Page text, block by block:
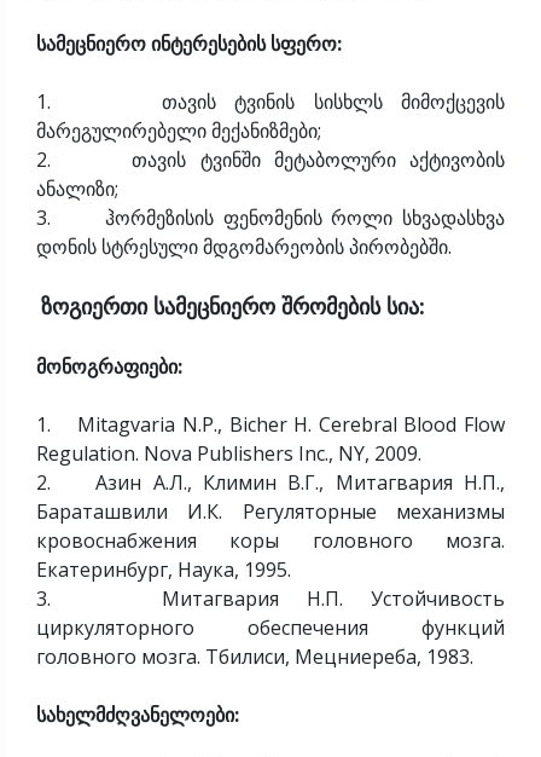
სამეცნიერო ინტერესების სფერო:
1. თავის ტვინის სისხლს მიმოქცევის
მარეგულირებელი მექანიზმები;
2. თავის ტვინში მეტაბოლური აქტივობის
ანალიზი;
3. ჰორმეზისის ფენომენის როლი სხვადასხვა
დონის სტრესული მდგომარეობის პირობებში.
ზოგიერთი სამეცნიერო შრომების სია:
მონოგრაფიები:
1. Mitagvaria N.P., Bicher H. Cerebral Blood Flow
Regulation. Nova Publishers Inc., NY, 2009.
2. Азин А.Л., Климин В.Г., Митагвария Н.П.,
Бараташвили И.К. Регуляторные механизмы
кровоснабжения коры головного мозга.
Екатеринбург, Наука, 1995.
3. Митагвария Н.П. Устойчивость
циркуляторного обеспечения функций
головного мозга. Тбилиси, Мецниереба, 1983.
სახელმძღვანელოები: